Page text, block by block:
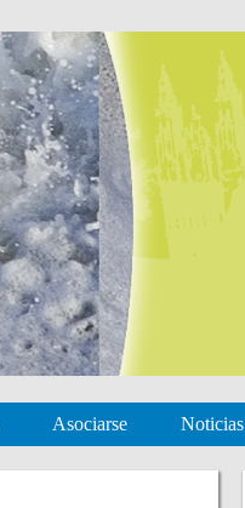
Asociarse Noticias